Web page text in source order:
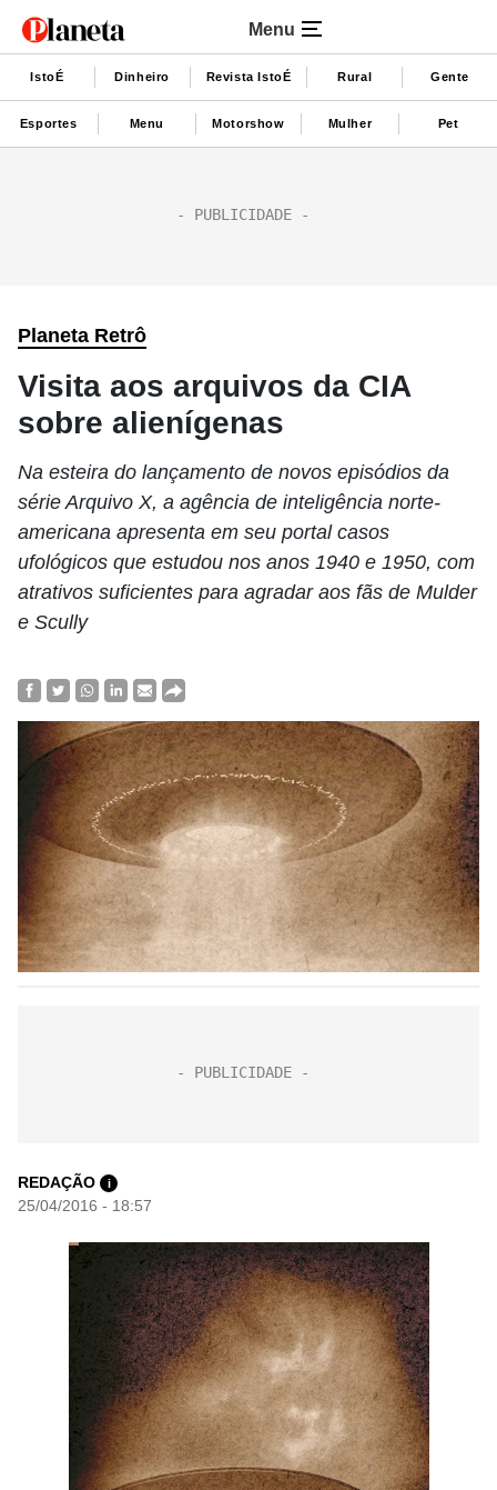
Menu
IstoÉ Dinheiro Revista IstoÉ Rural Gente
Esportes Menu Motorshow Mulher Pet
Planeta Retrô
Visita aos arquivos da CIA
sobre alienígenas
Na esteira do lançamento de novos episódios da
série Arquivo X, a agência de inteligência norte-
americana apresenta em seu portal casos
ufológicos que estudou nos anos 1940 e 1950, com
atrativos suficientes para agradar aos fãs de Mulder
e Scully
REDAÇÃO i
25/04/2016 - 18:57